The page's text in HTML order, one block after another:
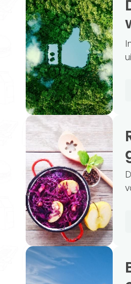
Duurzame
Rode kool,
Biologisch